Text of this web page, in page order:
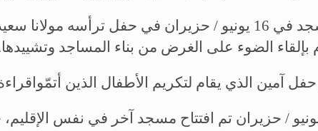
وقد تم افتتاح أول مسجد في 16 يونيو / حزيران في
بإلقاء الضوء على الغرض من بناء المساجد
آمين الذي يقام لتكريم الأطفال الذين